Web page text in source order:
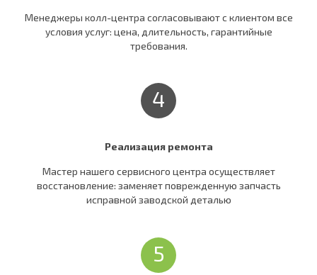
Менеджеры колл-центра согласовывают c клиентом все
условия услуг: цена, длительность, гарантийные
требования.
4
Реализация ремонта
Мастер нашего сервисного центра осуществляет
восстановление: заменяет поврежденную запчасть
исправной заводской деталью
5